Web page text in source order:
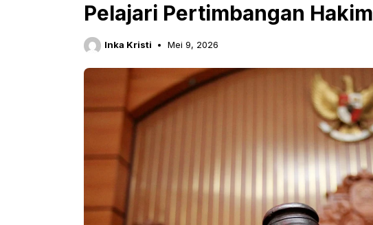
Pelajari Pertimbangan Hakim
Inka Kristi Mei 9, 2026